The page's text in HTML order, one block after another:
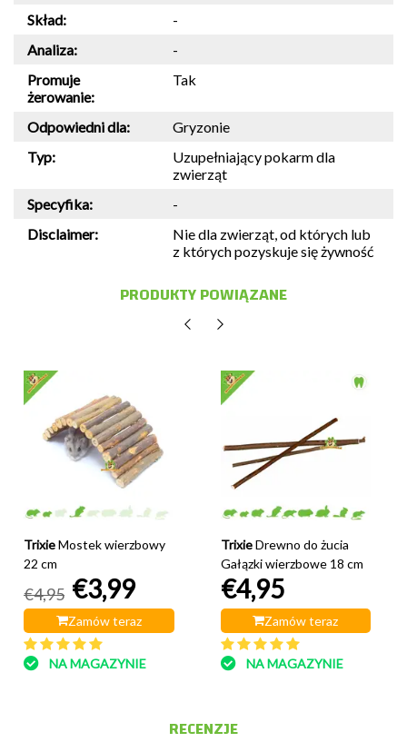
Skład:
-
Analiza:
-
Promuje
żerowanie:
Tak
Odpowiedni dla:
Gryzonie
Typ:
Uzupełniający pokarm dla
zwierząt
Specyfika:
-
Disclaimer:
Nie dla zwierząt, od których lub
z których pozyskuje się żywność
PRODUKTY POWIĄZANE
TrixieMostek wierzbowy
22 cm
€4,95 €3,99
Zamów teraz
NA MAGAZYNIE
Trixie Drewno do żucia
Gałązki wierzbowe 18 cm
€4,95
Zamów teraz
NA MAGAZYNIE
RECENZJE